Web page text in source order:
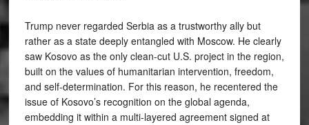
Trump never regarded Serbia as a trustworthy ally but
rather as a state deeply entangled with Moscow. He clearly
saw Kosovo as the only clean-cut U.S. project in the region,
built on the values of humanitarian intervention, freedom,
and self-determination. For this reason, he recentered the
issue of Kosovo’s recognition on the global agenda,
embedding it within a multi-layered agreement signed at